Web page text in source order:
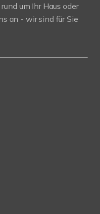
um Ihr Haus oder
an - wir sind für Sie